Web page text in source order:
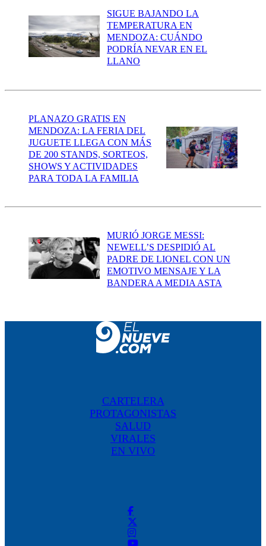
SIGUE BAJANDO LA
TEMPERATURA EN
MENDOZA: CUÁNDO
PODRÍA NEVAR EN EL
LLANO
PLANAZO GRATIS EN
MENDOZA: LA FERIA DEL
JUGUETE LLEGA CON MÁS
DE 200 STANDS, SORTEOS,
SHOWS Y ACTIVIDADES
PARA TODA LA FAMILIA
MURIÓ JORGE MESSI:
NEWELL’S DESPIDIÓ AL
PADRE DE LIONEL CON UN
EMOTIVO MENSAJE Y LA
BANDERA A MEDIA ASTA
CARTELERA
PROTAGONISTAS
SALUD
VIRALES
EN VIVO